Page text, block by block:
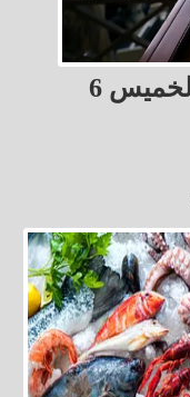
البورصة تربح 11 مليار جنيه الخميس 6